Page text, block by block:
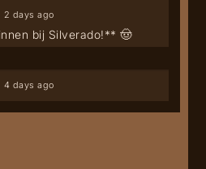
bij Silverado!** 🤠
2 days ago
4 days ago